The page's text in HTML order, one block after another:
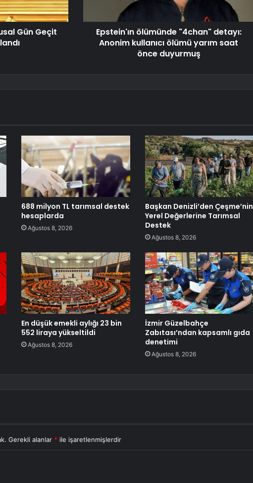
Gün Geçit
Epstein'ın ölümünde "4chan" detayı:
Anonim kullanıcı ölümü yarım saat
önce duyurmuş
688 milyon TL tarımsal destek
hesaplarda
Ağustos 8, 2026
Başkan Denizli’den Çeşme’nin
Yerel Değerlerine Tarımsal
Destek
Ağustos 8, 2026
En düşük emekli aylığı 23 bin
552 liraya yükseltildi
Ağustos 8, 2026
İzmir Güzelbahçe
Zabıtası’ndan kapsamlı gıda
denetimi
Ağustos 8, 2026
Gerekli alanlar * ile işaretlenmişlerdir